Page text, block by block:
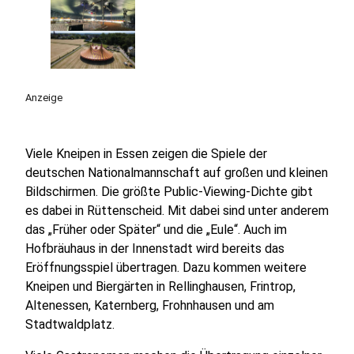
Anzeige
Viele Kneipen in Essen zeigen die Spiele der
deutschen Nationalmannschaft auf großen und kleinen
Bildschirmen. Die größte Public-Viewing-Dichte gibt
es dabei in Rüttenscheid. Mit dabei sind unter anderem
das „Früher oder Später“ und die „Eule“. Auch im
Hofbräuhaus in der Innenstadt wird bereits das
Eröffnungsspiel übertragen. Dazu kommen weitere
Kneipen und Biergärten in Rellinghausen, Frintrop,
Altenessen, Katernberg, Frohnhausen und am
Stadtwaldplatz.